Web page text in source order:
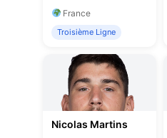
France
Troisième Ligne
Nicolas Martins